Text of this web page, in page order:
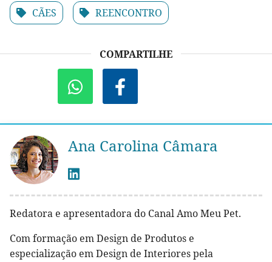
CÃES REENCONTRO
COMPARTILHE
Ana Carolina Câmara
Redatora e apresentadora do Canal Amo Meu Pet.
Com formação em Design de Produtos e
especialização em Design de Interiores pela